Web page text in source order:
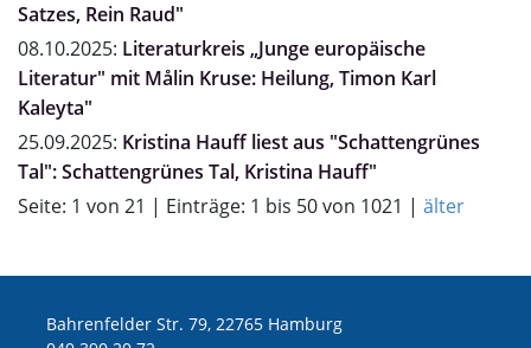
Satzes, Rein Raud"
08.10.2025: Literaturkreis „Junge europäische
Literatur" mit Målin Kruse: Heilung, Timon Karl
Kaleyta"
25.09.2025: Kristina Hauff liest aus "Schattengrünes
Tal": Schattengrünes Tal, Kristina Hauff"
Seite: 1 von 21 | Einträge: 1 bis 50 von 1021 | älter
Bahrenfelder Str. 79, 22765 Hamburg